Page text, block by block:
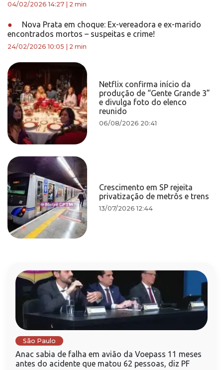
04/02/2026 14:27 2 min
●
Nova Prata em choque: Ex-vereadora e ex-marido
encontrados mortos – suspeitas e crime!
24/02/2026 10:05 2 min
Netflix confirma início da
produção de “Gente Grande 3”
e divulga foto do elenco
reunido
06/08/2026 20:41
Crescimento em SP rejeita
privatização de metrôs e trens
13/07/2026 12:44
São Paulo
Anac sabia de falha em avião da Voepass 11 meses
antes do acidente que matou 62 pessoas, diz PF